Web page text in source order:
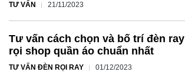
TƯ VẤN 21/11/2023
Tư vấn cách chọn và bố trí đèn ray
rọi shop quần áo chuẩn nhất
TƯ VẤN ĐÈN RỌI RAY 01/12/2023